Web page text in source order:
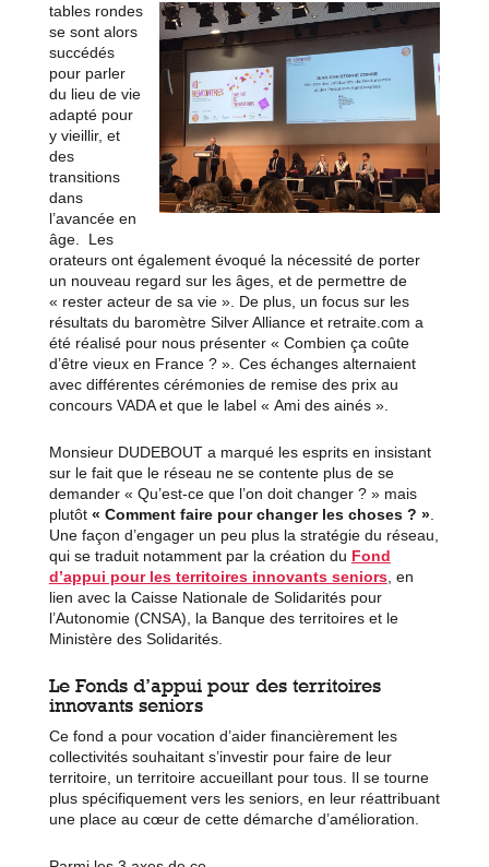
tables rondes
se sont alors
succédés
pour parler
du lieu de vie
adapté pour
y vieillir, et
des
transitions
dans
l’avancée en
âge. Les
orateurs ont également évoqué la nécessité de porter
un nouveau regard sur les âges, et de permettre de
« rester acteur de sa vie ». De plus, un focus sur les
résultats du baromètre Silver Alliance et retraite.com a
été réalisé pour nous présenter « Combien ça coûte
d’être vieux en France ? ». Ces échanges alternaient
avec différentes cérémonies de remise des prix au
concours VADA et que le label « Ami des ainés ».
Monsieur DUDEBOUT a marqué les esprits en insistant
sur le fait que le réseau ne se contente plus de se
demander « Qu’est-ce que l’on doit changer ? » mais
plutôt « Comment faire pour changer les choses ? ».
Une façon d’engager un peu plus la stratégie du réseau,
qui se traduit notamment par la création du Fond
d’appui pour les territoires innovants seniors, en
lien avec la Caisse Nationale de Solidarités pour
l’Autonomie (CNSA), la Banque des territoires et le
Ministère des Solidarités.
Le Fonds d’appui pour des territoires
innovants seniors
Ce fond a pour vocation d’aider financièrement les
collectivités souhaitant s’investir pour faire de leur
territoire, un territoire accueillant pour tous. Il se tourne
plus spécifiquement vers les seniors, en leur réattribuant
une place au cœur de cette démarche d’amélioration.